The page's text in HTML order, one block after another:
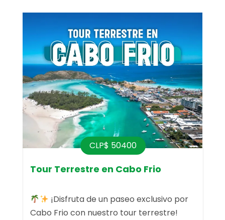
CLP$ 50400
Tour Terrestre en Cabo Frio
¡Disfruta de un paseo exclusivo por
Cabo Frio con nuestro tour terrestre!